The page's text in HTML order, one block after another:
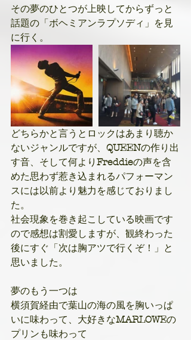
その夢のひとつが上映してからずっと
話題の「ボヘミアンラプソディ」を見
に行く。
どちらかと言うとロックはあまり聴か
ないジャンルですが、 QUEENの作り出
す音、そして何より Freddieの声を含
めた思わず惹き込まれるパフォーマン
スには以前より魅力を感じておりまし
た。
社会現象を巻き起こしている映画です
ので感想は割愛しますが、観終わった
後にすぐ「次は胸アツで行くぞ！」と
思いました。
夢のもう一つは
横須賀経由で葉山の海の風を胸いっぱ
いに味わって、大好きなMARLOWEの
プリンも味わって